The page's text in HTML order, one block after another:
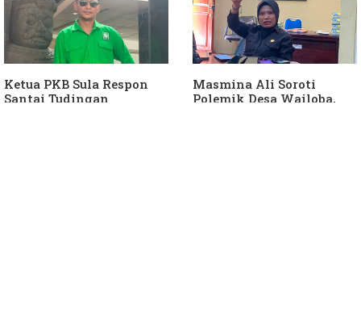
Ketua PKB Sula Respon
Santai Tudingan
Masmina Ali Soroti
Polemik Desa Wailoba,